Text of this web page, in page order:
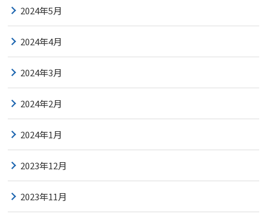
2024年5月
2024年4月
2024年3月
2024年2月
2024年1月
2023年12月
2023年11月